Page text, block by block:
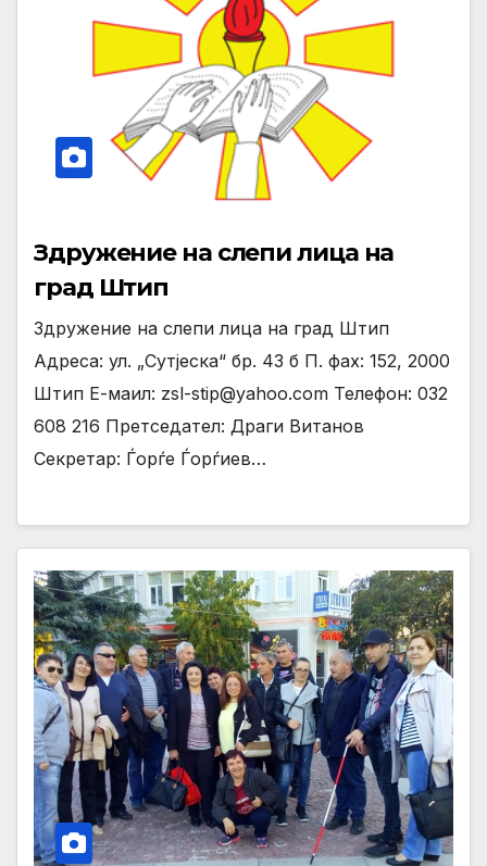
Здружение на слепи лица на
град Штип
Здружение на слепи лица на град Штип
Адреса: ул. „Сутјеска“ бр. 43 б П. фах: 152, 2000
Штип Е-маил: zsl-stip@yahoo.com Телефон: 032
608 216 Претседател: Драги Витанов
Секретар: Ѓорѓе Ѓорѓиев…